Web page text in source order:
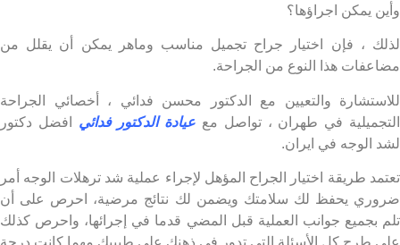
يمكن اجراؤها؟
، فإن اختيار جراح تجميل مناسب وماهر يمكن أن يقلل من
هذا النوع من الجراحة.
والتعيين مع الدكتور محسن فدائي ، أخصائي الجراحة
في طهران ، تواصل مععيادة الدكتور فدائيافضل دكتور
الوجه في ایران.
طريقة اختيار الجراح المؤهل لإجراء عملية شد ترهلات الوجه أمر
يحفظ لك سلامتك ويضمن لك نتائج مرضية، احرص على أن
بجميع جوانب العملية قبل المضي قدما في إجرائها، واحرص كذلك
طرح كل الأسئلة التي تدور في ذهنك على طبيبك مهما كانت درجة